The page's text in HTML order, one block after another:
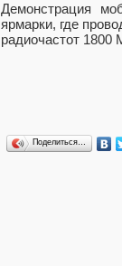
Демонстрация
ярмарки, где
радиочастот 1800
Поделиться…